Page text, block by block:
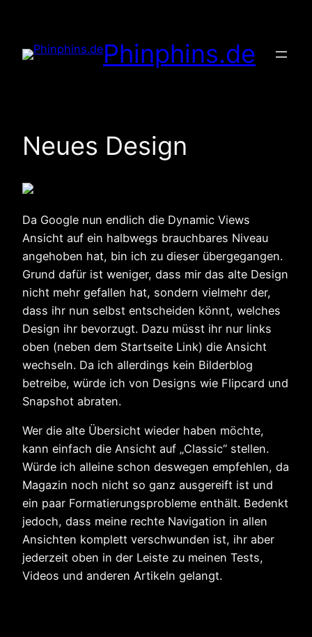
springen
Phinphins.de
Neues Design
Da Google nun endlich die Dynamic Views
Ansicht auf ein halbwegs brauchbares Niveau
angehoben hat, bin ich zu dieser übergegangen.
Grund dafür ist weniger, dass mir das alte Design
nicht mehr gefallen hat, sondern vielmehr der,
dass ihr nun selbst entscheiden könnt, welches
Design ihr bevorzugt. Dazu müsst ihr nur links
oben (neben dem Startseite Link) die Ansicht
wechseln. Da ich allerdings kein Bilderblog
betreibe, würde ich von Designs wie Flipcard und
Snapshot abraten.
Wer die alte Übersicht wieder haben möchte,
kann einfach die Ansicht auf „Classic“ stellen.
Würde ich alleine schon deswegen empfehlen, da
Magazin noch nicht so ganz ausgereift ist und
ein paar Formatierungsprobleme enthält. Bedenkt
jedoch, dass meine rechte Navigation in allen
Ansichten komplett verschwunden ist, ihr aber
jederzeit oben in der Leiste zu meinen Tests,
Videos und anderen Artikeln gelangt.